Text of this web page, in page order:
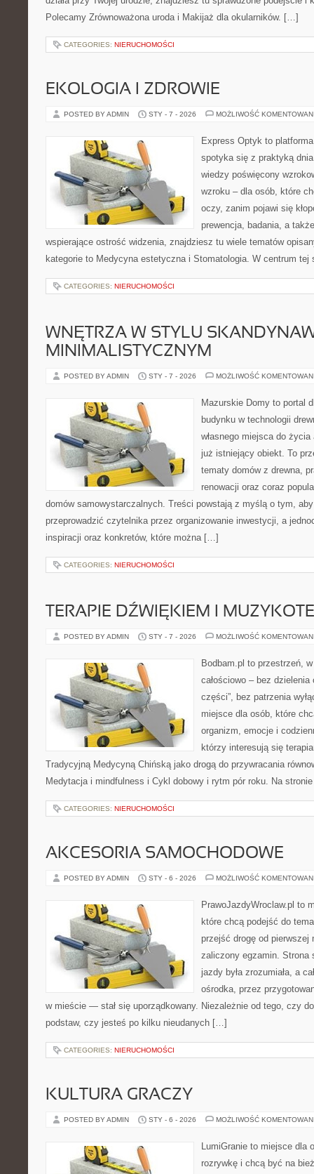
Polecamy Zrównoważona uroda i Makijaż dla okularników. […]
CATEGORIES: NIERUCHOMOŚCI
EKOLOGIA I ZDROWIE
POSTED BY ADMIN STY - 7 - 2026 MOŻLIWOŚĆ
Express Optyk to
spotyka się z praktyką
wiedzy poświęcony
wzroku – dla osób, które
oczy, zanim pojawi się
prewencja, badania, a
wspierające ostrość widzenia, znajdziesz tu wiele tematów
kategorie to Medycyna estetyczna i Stomatologia. W centrum
CATEGORIES: NIERUCHOMOŚCI
WNĘTRZA W STYLU
MINIMALISTYCZNYM
POSTED BY ADMIN STY - 7 - 2026 MOŻLIWOŚĆ
Mazurskie Domy to portal
budynku w technologii
własnego miejsca do
już istniejący obiekt. To
tematy domów z drewna,
renowacji oraz coraz
domów samowystarczalnych. Treści powstają z myślą o tym,
przeprowadzić czytelnika przez organizowanie inwestycji, a
inspiracji oraz konkretów, które można […]
CATEGORIES: NIERUCHOMOŚCI
TERAPIE DŹWIĘKIEM I
POSTED BY ADMIN STY - 7 - 2026 MOŻLIWOŚĆ
Bodbam.pl to przestrzeń,
całościowo – bez dzielenia
części”, bez patrzenia
miejsce dla osób, które
organizm, emocje i
którzy interesują się
Tradycyjną Medycyną Chińską jako drogą do przywracania
Medytacja i mindfulness i Cykl dobowy i rytm pór roku. Na
CATEGORIES: NIERUCHOMOŚCI
AKCESORIA SAMOCHODOWE
POSTED BY ADMIN STY - 6 - 2026 MOŻLIWOŚĆ
PrawoJazdyWroclaw.pl to
które chcą podejść do
przejść drogę od pierwszej
zaliczony egzamin. Strona
jazdy była zrozumiała, a
ośrodka, przez
w mieście — stał się uporządkowany. Niezależnie od tego, czy
podstaw, czy jesteś po kilku nieudanych […]
CATEGORIES: NIERUCHOMOŚCI
KULTURA GRACZY
POSTED BY ADMIN STY - 6 - 2026 MOŻLIWOŚĆ
LumiGranie to miejsce dla
rozrywkę i chcą być na